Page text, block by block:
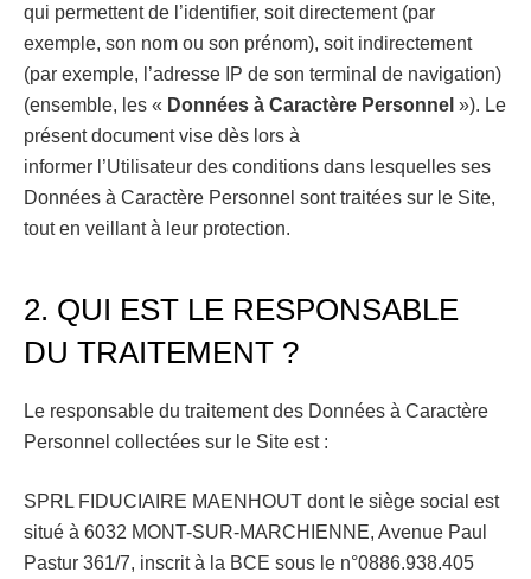
qui permettent de l’identifier, soit directement (par
exemple, son nom ou son prénom), soit indirectement
(par exemple, l’adresse IP de son terminal de navigation)
(ensemble, les « Données à Caractère Personnel »). Le
présent document vise dès lors à
informer l’Utilisateur des conditions dans lesquelles ses
Données à Caractère Personnel sont traitées sur le Site,
tout en veillant à leur protection.
2. QUI EST LE RESPONSABLE
DU TRAITEMENT ?
Le responsable du traitement des Données à Caractère
Personnel collectées sur le Site est :
SPRL FIDUCIAIRE MAENHOUT dont le siège social est
situé à 6032 MONT-SUR-MARCHIENNE, Avenue Paul
Pastur 361/7, inscrit à la BCE sous le n°0886.938.405